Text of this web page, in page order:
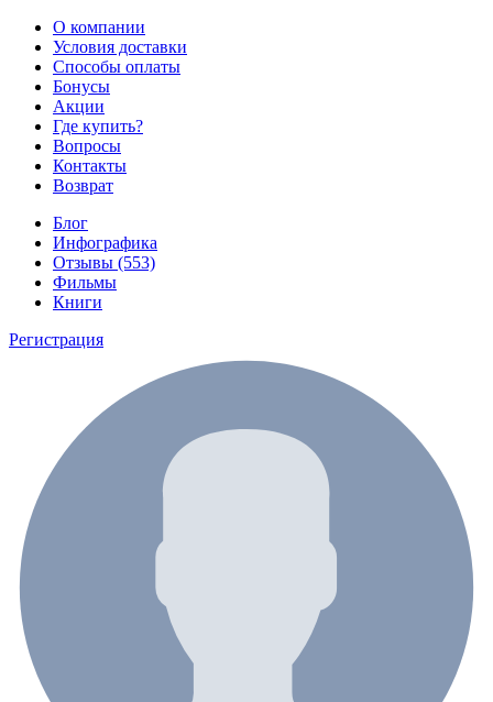
О компании
Условия доставки
Способы оплаты
Бонусы
Акции
Где купить?
Вопросы
Контакты
Возврат
Блог
Инфографика
Отзывы (553)
Фильмы
Книги
Регистрация